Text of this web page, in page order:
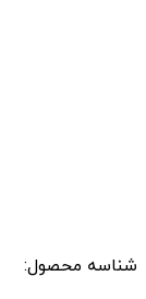
شناسه محصول: